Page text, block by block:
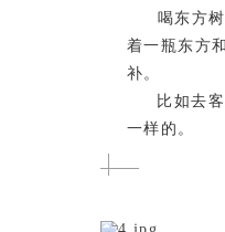
喝东方
着一瓶东方
补。
比如去客
一样的。